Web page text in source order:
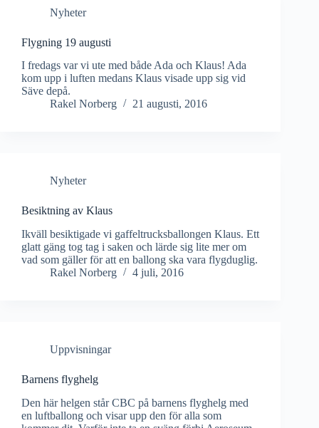
Nyheter
Flygning 19 augusti
I fredags var vi ute med både Ada och Klaus! Ada
kom upp i luften medans Klaus visade upp sig vid
Säve depå.
Rakel Norberg
21 augusti, 2016
Nyheter
Besiktning av Klaus
Ikväll besiktigade vi gaffeltrucksballongen Klaus. Ett
glatt gäng tog tag i saken och lärde sig lite mer om
vad som gäller för att en ballong ska vara flygduglig.
Rakel Norberg
4 juli, 2016
Uppvisningar
Barnens flyghelg
Den här helgen står CBC på barnens flyghelg med
en luftballong och visar upp den för alla som